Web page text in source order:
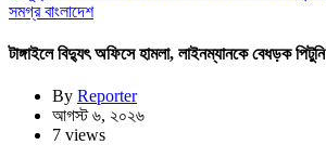
সমগ্র বাংলাদেশ
টাঙ্গাইলে বিদ্যুৎ অফিসে হামলা, লাইনম্যানকে বেধড়ক পিটুনি
By Reporter
আগস্ট ৬, ২০২৬
7 views